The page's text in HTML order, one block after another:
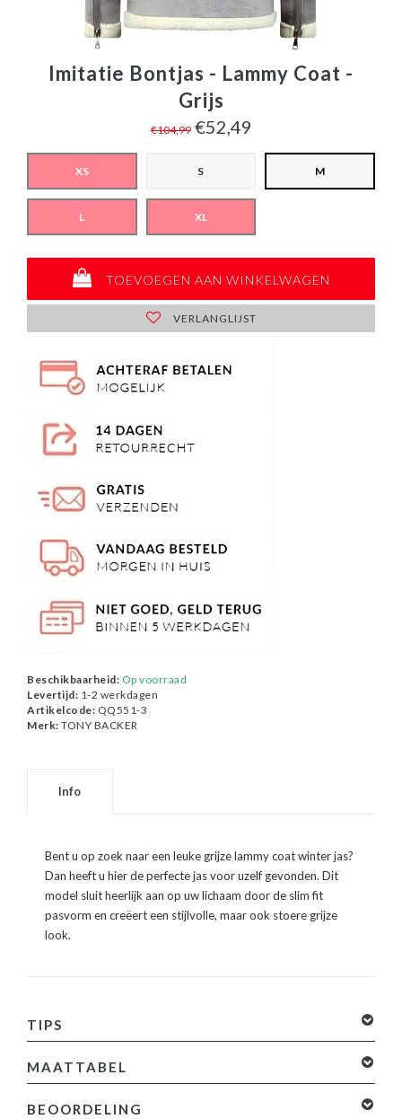
Imitatie Bontjas - Lammy Coat -
Grijs
€104,99 €52,49
XS S M
L XL
TOEVOEGEN AAN WINKELWAGEN
VERLANGLIJST
Beschikbaarheid: Op voorraad
Levertijd: 1-2 werkdagen
Artikelcode: QQ551-3
Merk: TONY BACKER
Info
Bent u op zoek naar een leuke grijze lammy coat winter jas?
Dan heeft u hier de perfecte jas voor uzelf gevonden. Dit
model sluit heerlijk aan op uw lichaam door de slim fit
pasvorm en creëert een stijlvolle, maar ook stoere grijze
look.
TIPS
MAATTABEL
BEOORDELING